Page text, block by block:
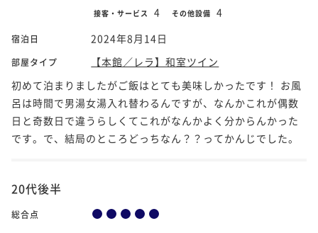
接客・サービス 4 その他設備 4
宿泊日 2024年8月14日
部屋タイプ
【本館／レラ】和室ツイン
初めて泊まりましたがご飯はとても美味しかったです！ お風
呂は時間で男湯女湯入れ替わるんですが、なんかこれが偶数
日と奇数日で違うらしくてこれがなんかよく分からんかった
です。で、結局のところどっちなん？？ってかんじでした。
20代後半
総合点